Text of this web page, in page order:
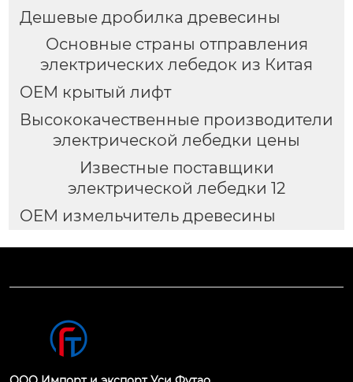
Дешевые дробилка древесины
Основные страны отправления
электрических лебедок из Китая
OEM крытый лифт
Высококачественные производители
электрической лебедки цены
Известные поставщики
электрической лебедки 12
OEM измельчитель древесины